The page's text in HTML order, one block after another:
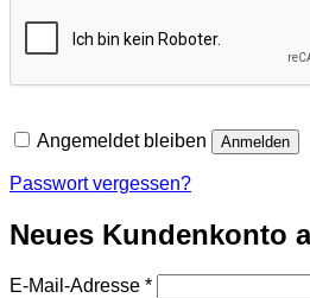
Es befinden sich keine
Zurück zum Shop
Angemeldet bleiben Anmelden
Passwort vergessen?
Neues Kundenkonto
E-Mail-Adresse *Erforderlich